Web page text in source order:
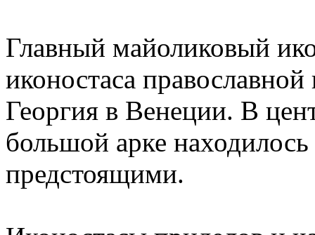
Главный майоликовый
иконостаса
Георгия в Венеции. В
большой арке находилось
предстоящими.